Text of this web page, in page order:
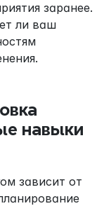
заранее.
ли ваш
навыки
зависит от